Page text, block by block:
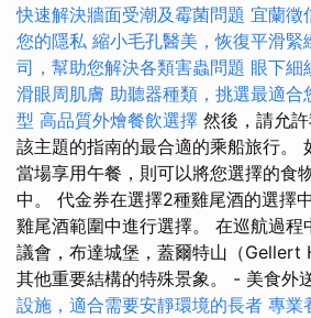
快速解決牆面受潮及霉菌問題 宜蘭徵
您的隱私 縮小毛孔醫美，恢復平滑緊
司，幫助您解決各類害蟲問題 眼下細
滑眼周肌膚 助聽器種類，挑選最適
型 高品質外燴餐飲選擇 然後，請允
該主題的指南的最合適的乘船旅行。
當場享用午餐，則可以將您選擇的食
中。 代金券在選擇2種雞尾酒的選擇
雞尾酒範圍中進行選擇。 在巡航過程
議會，布達城堡，蓋爾特山（Gellert
其他重要結構的特殊景象。 - 美食外
設施，適合需要安靜環境的長者 專業